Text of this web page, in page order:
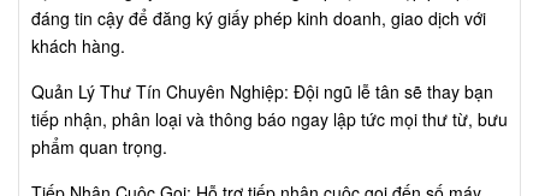
đáng tin cậy để đăng ký giấy phép kinh doanh, giao dịch với
khách hàng.
Quản Lý Thư Tín Chuyên Nghiệp: Đội ngũ lễ tân sẽ thay bạn
tiếp nhận, phân loại và thông báo ngay lập tức mọi thư từ, bưu
phẩm quan trọng.